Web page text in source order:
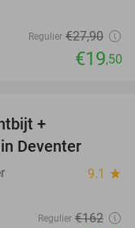
Regulier €27,90
€19,50
+
Deventer
9.1 star
Regulier €162